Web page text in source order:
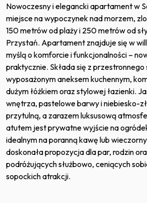
Nowoczesny i elegancki apartament w
miejsce na wypoczynek nad morzem,
150 metrów od plaży i 250 metrów od
Przystań. Apartament znajduje się w
myślą o komforcie i funkcjonalności –
praktycznie. Składa się z przestronnego
wyposażonym aneksem kuchennym,
dużym łóżkiem oraz stylowej łazienki.
wnętrza, pastelowe barwy i niebiesko-
przytulną, a zarazem luksusową
atutem jest prywatne wyjście na
idealnym na poranną kawę lub
doskonała propozycja dla par, rodzin
podróżujących służbowo, ceniących
sopockich atrakcji.